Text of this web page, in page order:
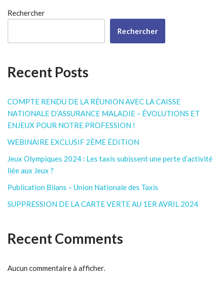
Rechercher
Rechercher
Recent Posts
COMPTE RENDU DE LA RÉUNION AVEC LA CAISSE
NATIONALE D’ASSURANCE MALADIE – ÉVOLUTIONS ET
ENJEUX POUR NOTRE PROFESSION !
WEBINAIRE EXCLUSIF 2ÈME ÉDITION
Jeux Olympiques 2024 : Les taxis subissent une perte d’activité
liée aux Jeux ?
Publication Bilans – Union Nationale des Taxis
SUPPRESSION DE LA CARTE VERTE AU 1ER AVRIL 2024
Recent Comments
Aucun commentaire à afficher.